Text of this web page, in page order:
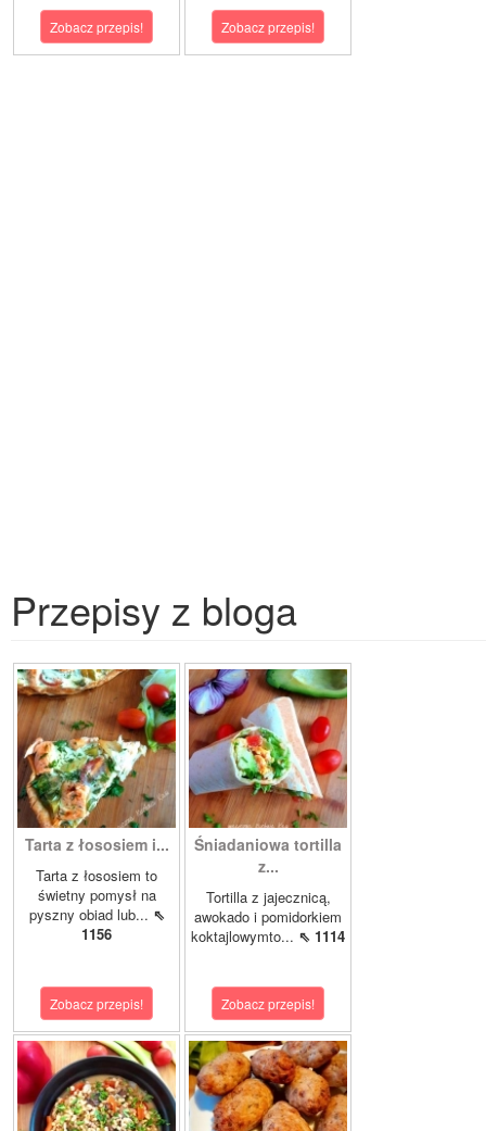
Zobacz przepis! Zobacz przepis!
Przepisy z bloga
Tarta z łososiem i...
Tarta z łososiem to
świetny pomysł na
pyszny obiad lub... ⇖
1156
Zobacz przepis!
Śniadaniowa tortilla
z...
Tortilla z jajecznicą,
awokado i pomidorkiem
koktajlowymto... ⇖ 1114
Zobacz przepis!